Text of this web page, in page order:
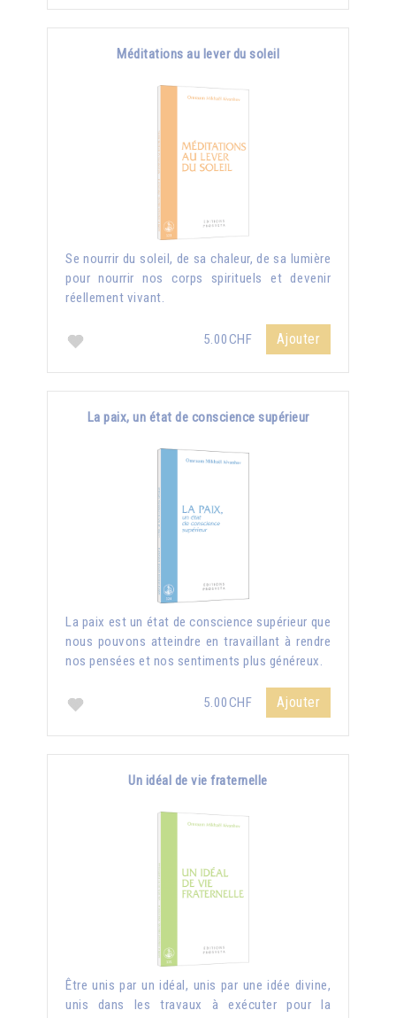
Méditations au lever du soleil
Se nourrir du soleil, de sa chaleur, de sa lumière
pour nourrir nos corps spirituels et devenir
réellement vivant.
5.00CHF Ajouter
La paix, un état de conscience supérieur
La paix est un état de conscience supérieur que
nous pouvons atteindre en travaillant à rendre
nos pensées et nos sentiments plus généreux.
5.00CHF Ajouter
Un idéal de vie fraternelle
Être unis par un idéal, unis par une idée divine,
unis dans les travaux à exécuter pour la